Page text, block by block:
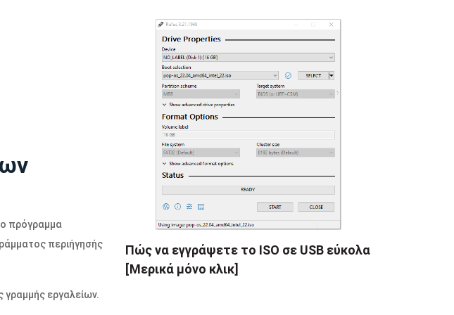
πρόγραμμα
περιήγησής
γραμμής εργαλείων.
Πώς να εγγράψετε το ISO σε USB εύκολα
[Μερικά μόνο κλικ]